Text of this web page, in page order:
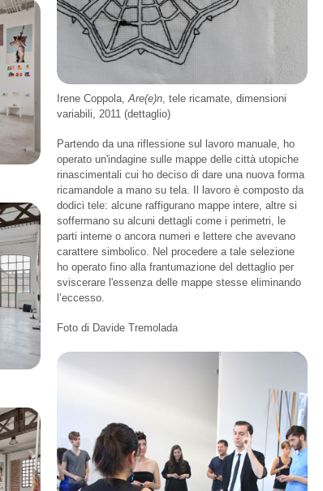
Irene Coppola, Are(e)n , tele ricamate, dimensioni
variabili, 2011 (dettaglio)
Partendo da una riflessione sul lavoro manuale, ho
operato un'indagine sulle mappe delle città utopiche
rinascimentali cui ho deciso di dare una nuova forma
ricamandole a mano su tela. Il lavoro è composto da
dodici tele: alcune raffigurano mappe intere, altre si
soffermano su alcuni dettagli come i perimetri, le
parti interne o ancora numeri e lettere che avevano
carattere simbolico. Nel procedere a tale selezione
ho operato fino alla frantumazione del dettaglio per
sviscerare l'essenza delle mappe stesse eliminando
l’eccesso.
Foto di Davide Tremolada